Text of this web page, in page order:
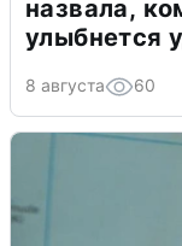
назвала,
улыбнется
8 августа 60